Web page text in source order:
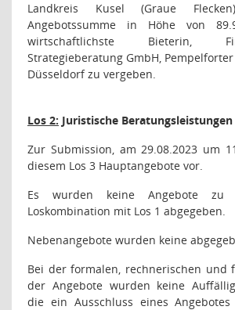
Landkreis Kusel (Graue
Angebotssumme in Höhe von
wirtschaftlichste Bieterin,
Strategieberatung GmbH, Pempelforter
Düsseldorfzu vergeben.
Los 2: Juristische Beratungsleistungen
Zur Submission, am 29.08.2023 um
diesem Los 3 Hauptangebote vor.
Es wurden keine Angebote zu
Loskombination mit Los 1 abgegeben.
Nebenangebote wurden keine
Bei der formalen, rechnerischen und
der Angebote wurden keine
die ein Ausschluss eines